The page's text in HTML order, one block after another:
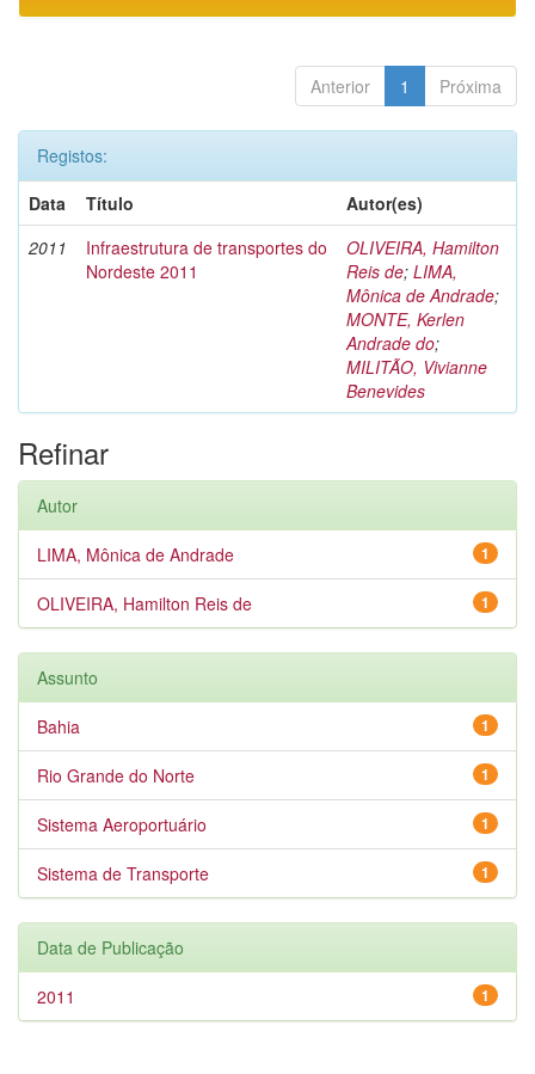
Anterior 1 Próxima
Registos:
Data
Título
Autor(es)
2011
Infraestrutura de transportes do
Nordeste 2011
OLIVEIRA, Hamilton
Reis de; LIMA,
Mônica de Andrade;
MONTE, Kerlen
Andrade do;
MILITÃO, Vivianne
Benevides
Refinar
Autor
1
LIMA, Mônica de Andrade
1
OLIVEIRA, Hamilton Reis de
Assunto
1
Bahia
1
Rio Grande do Norte
1
Sistema Aeroportuário
1
Sistema de Transporte
Data de Publicação
1
2011